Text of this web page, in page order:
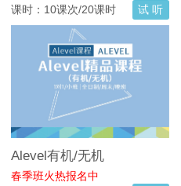
课时：10课次/20课时
试 听
Alevel有机/无机
春季班火热报名中